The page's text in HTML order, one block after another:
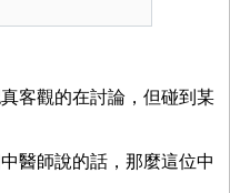
客觀的在討論，但碰到某
醫師說的話，那麼這位中